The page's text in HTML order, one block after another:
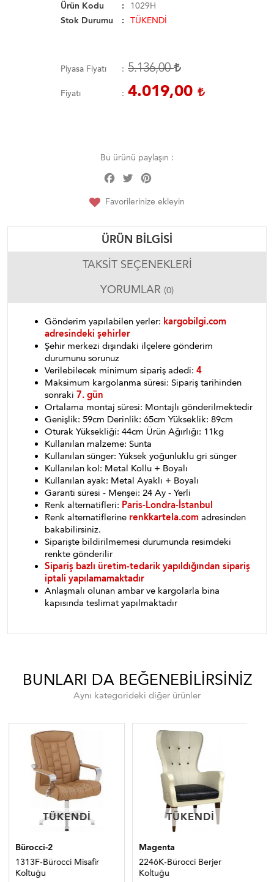
Ürün Kodu
1029H
Stok Durumu
TÜKENDİ
Piyasa Fiyatı 5.136,00
Fiyatı 4.019,00
Bu ürünü paylaşın :
Facebook
Twitter
Favorilerinize ekleyin
ÜRÜN BILGISI
TAKSIT SEÇENEKLERI
YORUMLAR (0)
Gönderim yapılabilen yerler: kargobilgi.com
adresindeki şehirler
Şehir merkezi dışındaki ilçelere gönderim
durumunu sorunuz
Verilebilecek minimum sipariş adedi: 4
Maksimum kargolanma süresi: Sipariş tarihinden
sonraki 7. gün
Ortalama montaj süresi: Montajlı gönderilmektedir
Genişlik: 59cm Derinlik: 65cm Yükseklik: 89cm
Oturak Yüksekliği: 44cm Ürün Ağırlığı: 11kg
Kullanılan malzeme: Sunta
Kullanılan sünger: Yüksek yoğunluklu gri sünger
Kullanılan kol: Metal Kollu + Boyalı
Kullanılan ayak: Metal Ayaklı + Boyalı
Garanti süresi - Menşei: 24 Ay - Yerli
Renk alternatifleri: Paris-Londra-İstanbul
Renk alternatiflerine renkkartela.com adresinden
bakabilirsiniz.
Siparişte bildirilmemesi durumunda resimdeki
renkte gönderilir
Sipariş bazlı üretim-tedarik yapıldığından sipariş
iptali yapılamamaktadır
Anlaşmalı olunan ambar ve kargolarla bina
kapısında teslimat yapılmaktadır
BUNLARI DA BEĞENEBILIRSINIZ
Aynı kategorideki diğer ürünler
TÜKENDI
TÜKENDI
Bürocci-2
1313F-Bürocci Misafir
Koltuğu
TÜKENDI
TÜKENDI
Magenta
2246K-Bürocci Berjer
Koltuğu